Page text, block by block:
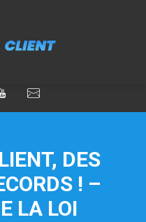
DES
! –
LA LOI